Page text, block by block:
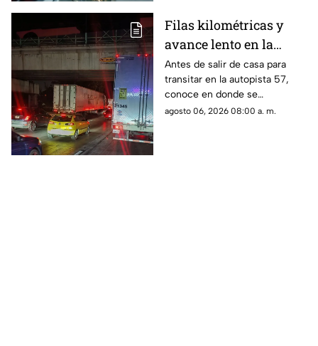
Filas kilométricas y
avance lento en la
autopista 57: los tramos
colapsados este jueves
6 de agosto
Antes de salir de casa para
transitar en la autopista 57,
conoce en donde se
encuentran las zonas más
agosto 06, 2026 08:00 a. m.